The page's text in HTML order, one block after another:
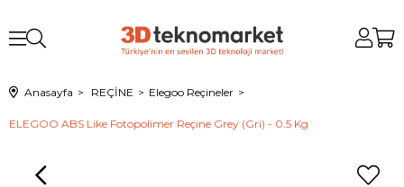
Anasayfa REÇİNE Elegoo Reçineler
ELEGOO ABS Like Fotopolimer Reçine Grey (Gri) - 0.5 Kg